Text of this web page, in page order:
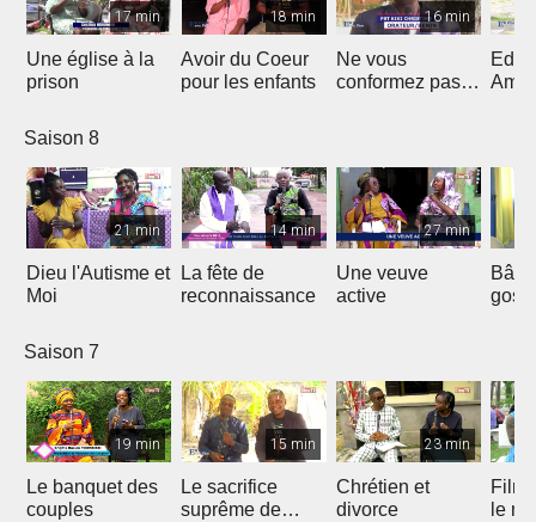
17 min
Une église à la
prison
18 min
Avoir du Coeur
pour les enfants
16 min
Ne vous
conformez pas
Saison 8
21 min
Dieu l'Autisme et
Moi
14 min
La fête de
reconnaissance
27 min
Une veuve
active
Bâtir
Saison 7
19 min
Le banquet des
couples
15 min
Le sacrifice
suprême de
23 min
Chrétien et
divorce
Film
le